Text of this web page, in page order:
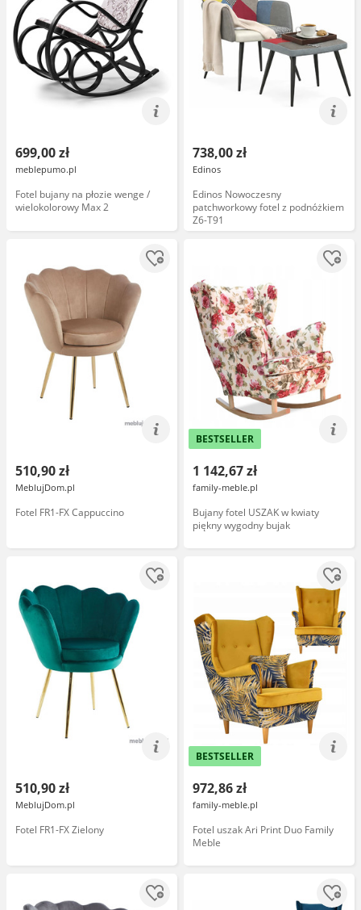
699,00 zł
meblepumo.pl
Fotel bujany na płozie wenge /
wielokolorowy Max 2
738,00 zł
Edinos
Edinos Nowoczesny
patchworkowy fotel z podnóżkiem
Z6-T91
510,90 zł
MeblujDom.pl
Fotel FR1-FX Cappuccino
BESTSELLER
1 142,67 zł
family-meble.pl
Bujany fotel USZAK w kwiaty
piękny wygodny bujak
510,90 zł
MeblujDom.pl
Fotel FR1-FX Zielony
BESTSELLER
972,86 zł
family-meble.pl
Fotel uszak Ari Print Duo Family
Meble